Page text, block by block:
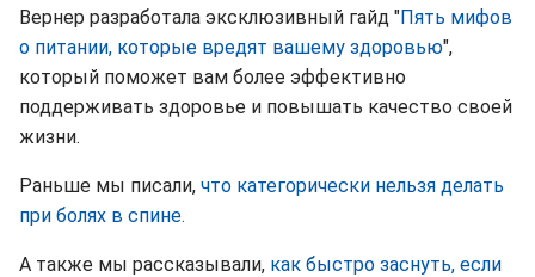
Вернер разработала эксклюзивный гайд "Пять мифов
о питании, которые вредят вашему здоровью",
который поможет вам более эффективно
поддерживать здоровье и повышать качество своей
жизни.
Раньше мы писали, что категорически нельзя делать
при болях в спине.
А также мы рассказывали, как быстро заснуть, если